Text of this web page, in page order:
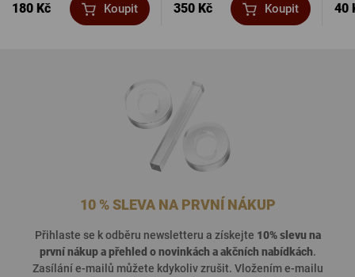
180 Kč Koupit 350 Kč Koupit 40
10 % SLEVA NA PRVNÍ NÁKUP
Přihlaste se k odběru newsletteru a získejte 10% slevu na
první nákup a přehled o novinkách a akčních nabídkách.
Zasílání e-mailů můžete kdykoliv zrušit. Vložením e-mailu